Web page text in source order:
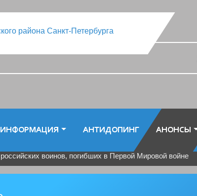
ИНФОРМАЦИЯ АНТИДОПИНГ АНОНСЫ
воинов, погибших в Первой Мировой войне